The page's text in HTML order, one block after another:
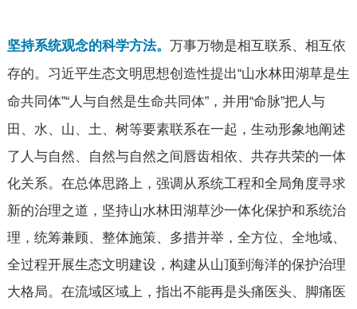
坚持系统观念的科学方法。 万事万物是相互联系、相互依
存的。习近平生态文明思想创造性提出“山水林田湖草是生
命共同体”“人与自然是生命共同体”，并用“命脉”把人与
田、水、山、土、树等要素联系在一起，生动形象地阐述
了人与自然、自然与自然之间唇齿相依、共存共荣的一体
化关系。在总体思路上，强调从系统工程和全局角度寻求
新的治理之道，坚持山水林田湖草沙一体化保护和系统治
理，统筹兼顾、整体施策、多措并举，全方位、全地域、
全过程开展生态文明建设，构建从山顶到海洋的保护治理
大格局。在流域区域上，指出不能再是头痛医头、脚痛医